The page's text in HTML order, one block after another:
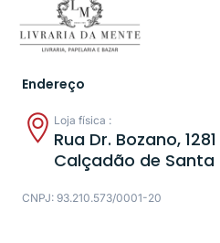
Endereço
Loja física :
Rua Dr. Bozano, 1281
Calçadão de Santa
CNPJ: 93.210.573/0001-20